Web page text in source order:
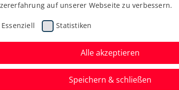
auf unserer Webseite zu verbessern.
Essenziell Statistiken
Alle akzeptieren
Speichern & schließen